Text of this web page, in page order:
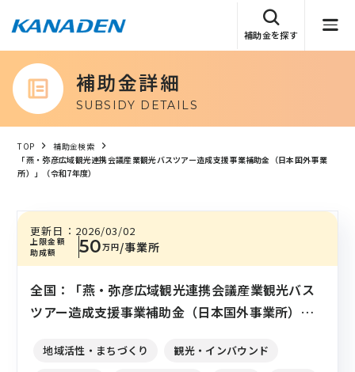
補助金を探す
補助金詳細
SUBSIDY DETAILS
TOP
補助金検索
「燕・弥彦広域観光連携会議産業観光バスツアー造成支援事業補助金（日本国外事業
所）」（令和7年度）
上限金額
助成額
50万円/事業所
更新日： 2026/03/02
全国：「燕・弥彦広域観光連携会議産業観光バス
ツアー造成支援事業補助金（日本国外事業所）」
地域活性・まちづくり
観光・インバウンド